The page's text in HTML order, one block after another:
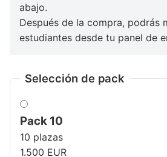
abajo.
Después de la compra, podrás
estudiantes desde tu panel de
Selección de pack
Pack 10
10 plazas
1.500 EUR